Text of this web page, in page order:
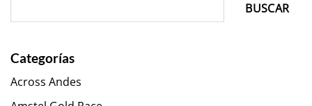
BUSCAR
Categorías
Across Andes